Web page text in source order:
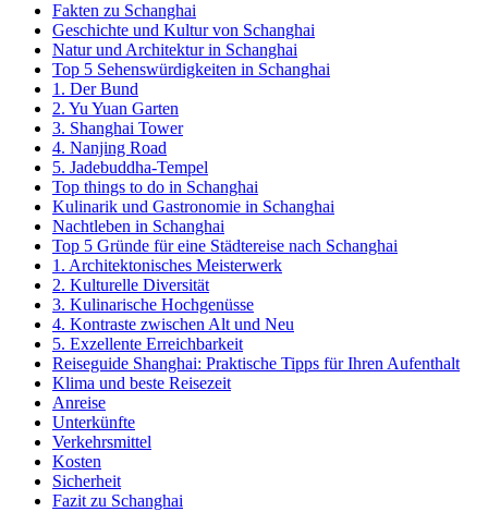
Fakten zu Schanghai
Geschichte und Kultur von Schanghai
Natur und Architektur in Schanghai
Top 5 Sehenswürdigkeiten in Schanghai
1. Der Bund
2. Yu Yuan Garten
3. Shanghai Tower
4. Nanjing Road
5. Jadebuddha-Tempel
Top things to do in Schanghai
Kulinarik und Gastronomie in Schanghai
Nachtleben in Schanghai
Top 5 Gründe für eine Städtereise nach Schanghai
1. Architektonisches Meisterwerk
2. Kulturelle Diversität
3. Kulinarische Hochgenüsse
4. Kontraste zwischen Alt und Neu
5. Exzellente Erreichbarkeit
Reiseguide Shanghai: Praktische Tipps für Ihren Aufenthalt
Klima und beste Reisezeit
Anreise
Unterkünfte
Verkehrsmittel
Kosten
Sicherheit
Fazit zu Schanghai